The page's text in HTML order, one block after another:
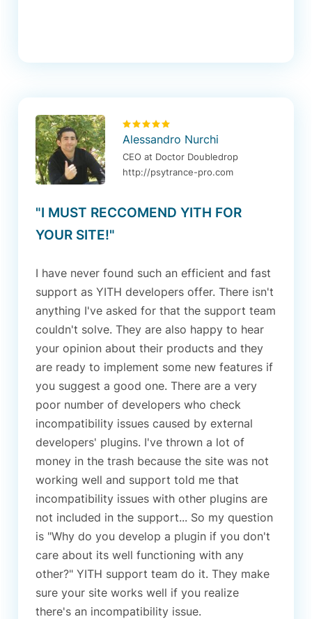
Alessandro Nurchi
CEO at Doctor Doubledrop
http://psytrance-pro.com
"I MUST RECCOMEND YITH FOR
YOUR SITE!"
I have never found such an efficient and fast
support as YITH developers offer. There isn't
anything I've asked for that the support team
couldn't solve. They are also happy to hear
your opinion about their products and they
are ready to implement some new features if
you suggest a good one. There are a very
poor number of developers who check
incompatibility issues caused by external
developers' plugins. I've thrown a lot of
money in the trash because the site was not
working well and support told me that
incompatibility issues with other plugins are
not included in the support... So my question
is "Why do you develop a plugin if you don't
care about its well functioning with any
other?" YITH support team do it. They make
sure your site works well if you realize
there's an incompatibility issue.